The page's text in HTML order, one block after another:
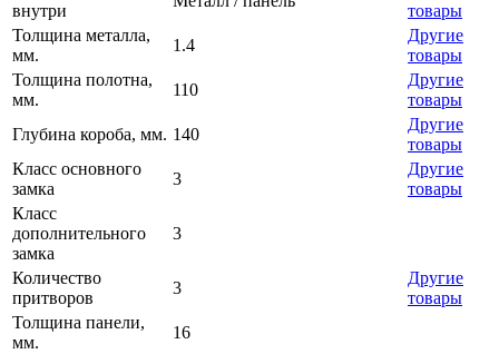
внутри
товары
Толщина металла,
мм.
1.4
Другие
товары
Толщина полотна,
мм.
110
Другие
товары
Глубина короба, мм. 140
Другие
товары
Класс основного
замка
3
Другие
товары
Класс
дополнительного
замка
3
Количество
притворов
3
Другие
товары
Толщина панели,
мм.
16